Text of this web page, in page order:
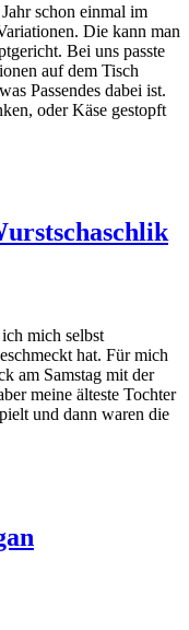
schon einmal im
Die kann man
Bei uns passte
auf dem Tisch
Passendes dabei ist.
oder Käse gestopft
mich selbst
hat. Für mich
am Samstag mit der
meine älteste Tochter
und dann waren die